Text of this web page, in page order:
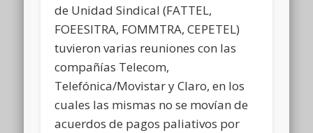
de Unidad Sindical (FATTEL,
FOEESITRA, FOMMTRA, CEPETEL)
tuvieron varias reuniones con las
compañías Telecom,
Telefónica/Movistar y Claro, en los
cuales las mismas no se movían de
acuerdos de pagos paliativos por